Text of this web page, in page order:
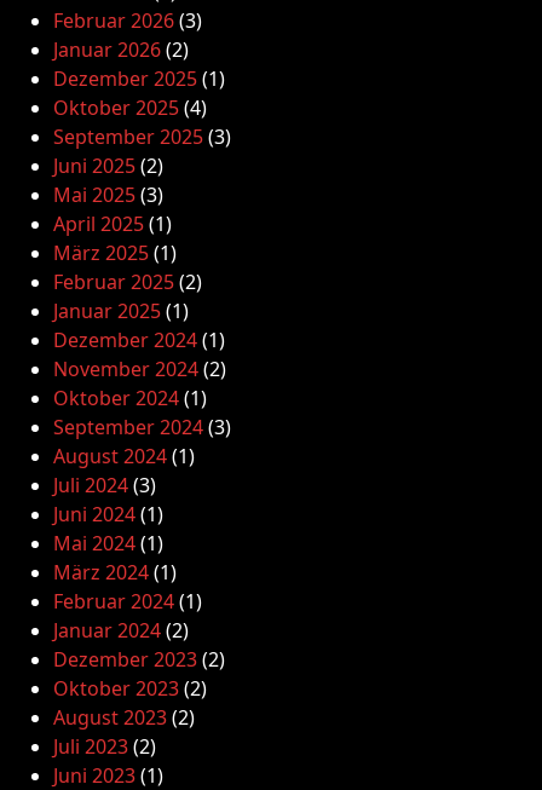
Februar 2026(3)
Januar 2026(2)
Dezember 2025(1)
Oktober 2025(4)
September 2025(3)
Juni 2025(2)
Mai 2025(3)
April 2025(1)
März 2025(1)
Februar 2025(2)
Januar 2025(1)
Dezember 2024(1)
November 2024(2)
Oktober 2024(1)
September 2024(3)
August 2024(1)
Juli 2024(3)
Juni 2024(1)
Mai 2024(1)
März 2024(1)
Februar 2024(1)
Januar 2024(2)
Dezember 2023(2)
Oktober 2023(2)
August 2023(2)
Juli 2023(2)
Juni 2023(1)